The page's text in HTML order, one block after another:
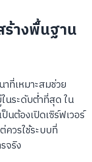
ร้างพื้นฐาน
ที่เหมาะสมช่วย
นระดับต่ำที่สุด ใน
ต้องเปิดเซิร์ฟเวอร์
วรใช้ระบบที่
จริง